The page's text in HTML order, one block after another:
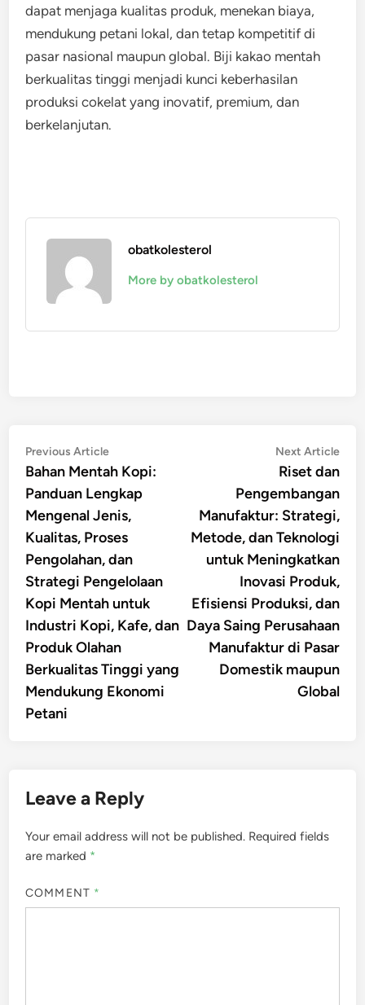
dapat menjaga kualitas produk, menekan biaya,
mendukung petani lokal, dan tetap kompetitif di
pasar nasional maupun global. Biji kakao mentah
berkualitas tinggi menjadi kunci keberhasilan
produksi cokelat yang inovatif, premium, dan
berkelanjutan.
obatkolesterol
More by obatkolesterol
Post
navigation
Previous ArticlePrevious
article:
Bahan Mentah Kopi:
Panduan Lengkap
Mengenal Jenis,
Kualitas, Proses
Pengolahan, dan
Strategi Pengelolaan
Kopi Mentah untuk
Industri Kopi, Kafe, dan
Produk Olahan
Berkualitas Tinggi yang
Mendukung Ekonomi
Petani
Next Article
Riset dan
Pengembangan
Manufaktur: Strategi,
Metode, dan Teknologi
untuk Meningkatkan
Inovasi Produk,
Efisiensi Produksi, dan
Daya Saing Perusahaan
Manufaktur di Pasar
Domestik maupun
Global
Leave a Reply
Your email address will not be published. Required fields
are marked *
COMMENT *